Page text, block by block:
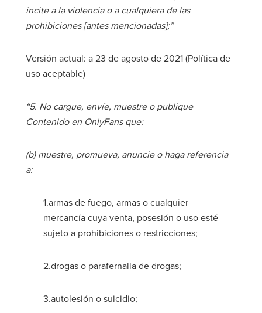
incite a la violencia o a cualquiera de las
prohibiciones [antes mencionadas];”
Versión actual: a 23 de agosto de 2021 (Política de
uso aceptable)
“5. No cargue, envíe, muestre o publique
Contenido en OnlyFans que:
(b) muestre, promueva, anuncie o haga referencia
a:
1.armas de fuego, armas o cualquier
mercancía cuya venta, posesión o uso esté
sujeto a prohibiciones o restricciones;
2.drogas o parafernalia de drogas;
3.autolesión o suicidio;